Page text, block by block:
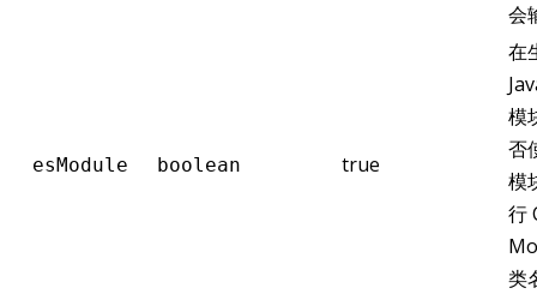
会
esModule boolean true
在
模
否
模
行
类